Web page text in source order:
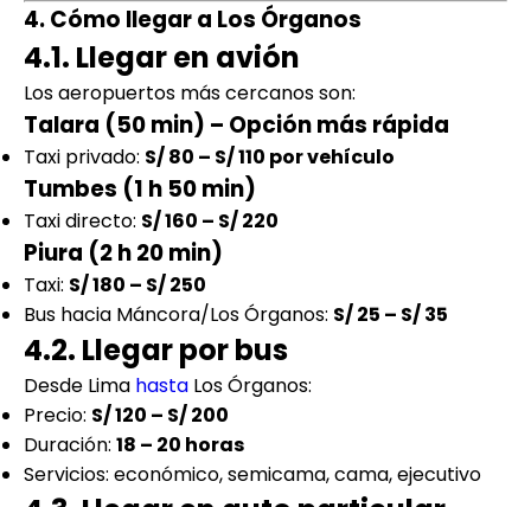
4. Cómo llegar a Los Órganos
4.1. Llegar en avión
Los aeropuertos más cercanos son:
Talara (50 min) – Opción más rápida
Taxi privado: S/ 80 – S/ 110 por vehículo
Tumbes (1 h 50 min)
Taxi directo: S/ 160 – S/ 220
Piura (2 h 20 min)
Taxi: S/ 180 – S/ 250
Bus hacia Máncora/Los Órganos: S/ 25 – S/ 35
4.2. Llegar por bus
Desde Lima hasta Los Órganos:
Precio: S/ 120 – S/ 200
Duración: 18 – 20 horas
Servicios: económico, semicama, cama, ejecutivo